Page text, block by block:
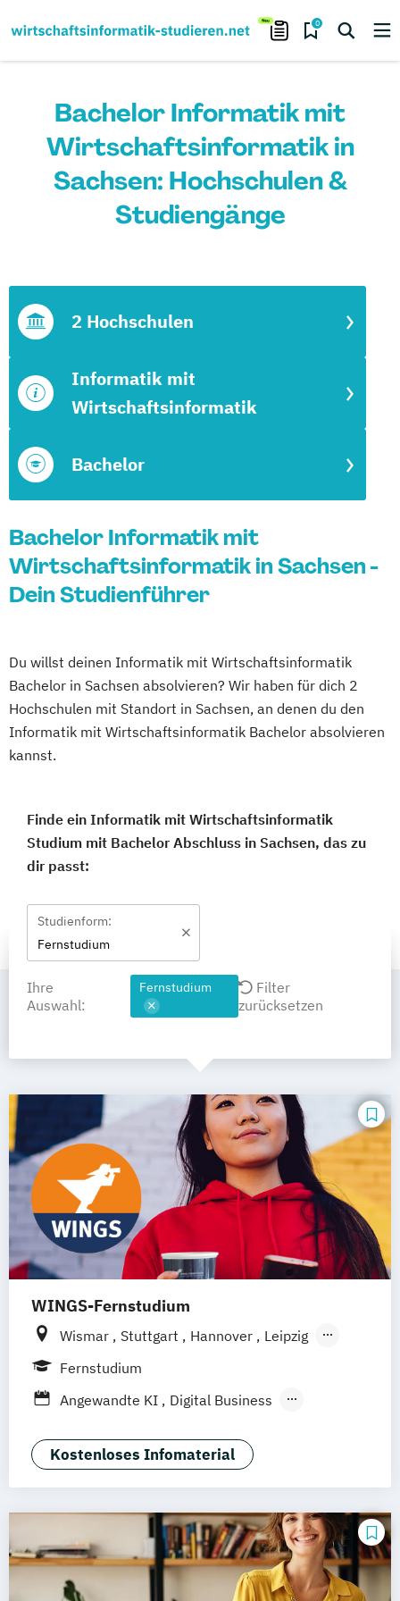
0
Bachelor Informatik mit
Wirtschaftsinformatik in
Sachsen: Hochschulen &
Studiengänge
Bachelor
Informatik mit
Wirtschaftsinformatik
2 Hochschulen
Bachelor Informatik mit
Wirtschaftsinformatik in Sachsen -
Dein Studienführer
Du willst deinen Informatik mit Wirtschaftsinformatik
Bachelor in Sachsen absolvieren? Wir haben für dich 2
Hochschulen mit Standort in Sachsen, an denen du den
Informatik mit Wirtschaftsinformatik Bachelor absolvieren
kannst.
Finde ein Informatik mit Wirtschaftsinformatik
Studium mit Bachelor Abschluss in Sachsen, das zu
dir passt:
Studienform:
Fernstudium
Ihre
Auswahl:
Fernstudium
Filter
zurücksetzen
WINGS-Fernstudium
Wismar Stuttgart Hannover
Leipzig
Frankfurt am Main
Nürnberg
Fernstudium
Angewandte KI
Digital Business
IT-Forensik IT-Management & Consulting
IT-Sicherheit und Forensik
Kostenloses Infomaterial